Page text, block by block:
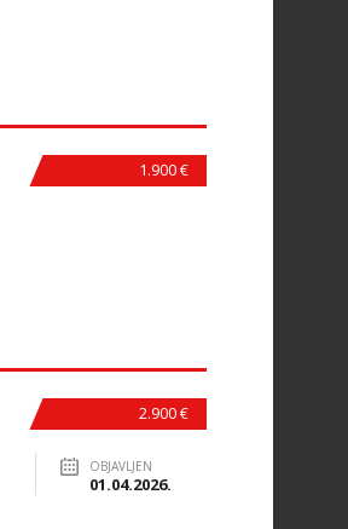
1.900 €
2.900 €
OBJAVLJEN
01.04.2026.